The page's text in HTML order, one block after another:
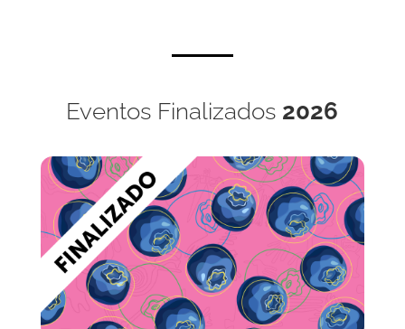
Eventos Finalizados 2026